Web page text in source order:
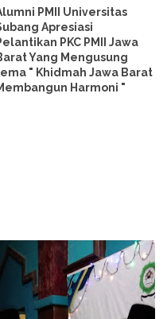
PMII Universitas
Apresiasi
PKC PMII Jawa
Yang Mengusung
" Khidmah Jawa Barat
Harmoni "